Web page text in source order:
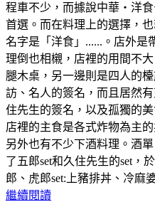
程車不少，而據說中華・洋
首選。而在料理上的選擇，
名字是「洋食」......。店外是
理倒也相櫬，店裡的用間不
腿木桌，另一邊則是四人的
訪、名人的簽名，而且居然
住先生的簽名，以及孤獨的美
店裡的主食是各式炸物為主
另外也有不少下酒料理。酒
了五郎set和久住先生的set，
郎、虎郎set:上豬排丼、冷麻
繼續閱讀